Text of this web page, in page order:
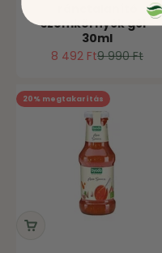
szemkörnyék gél -
30ml
Ár
8 492 FtNormál ár
9 990 Ft
20% megtakarítás